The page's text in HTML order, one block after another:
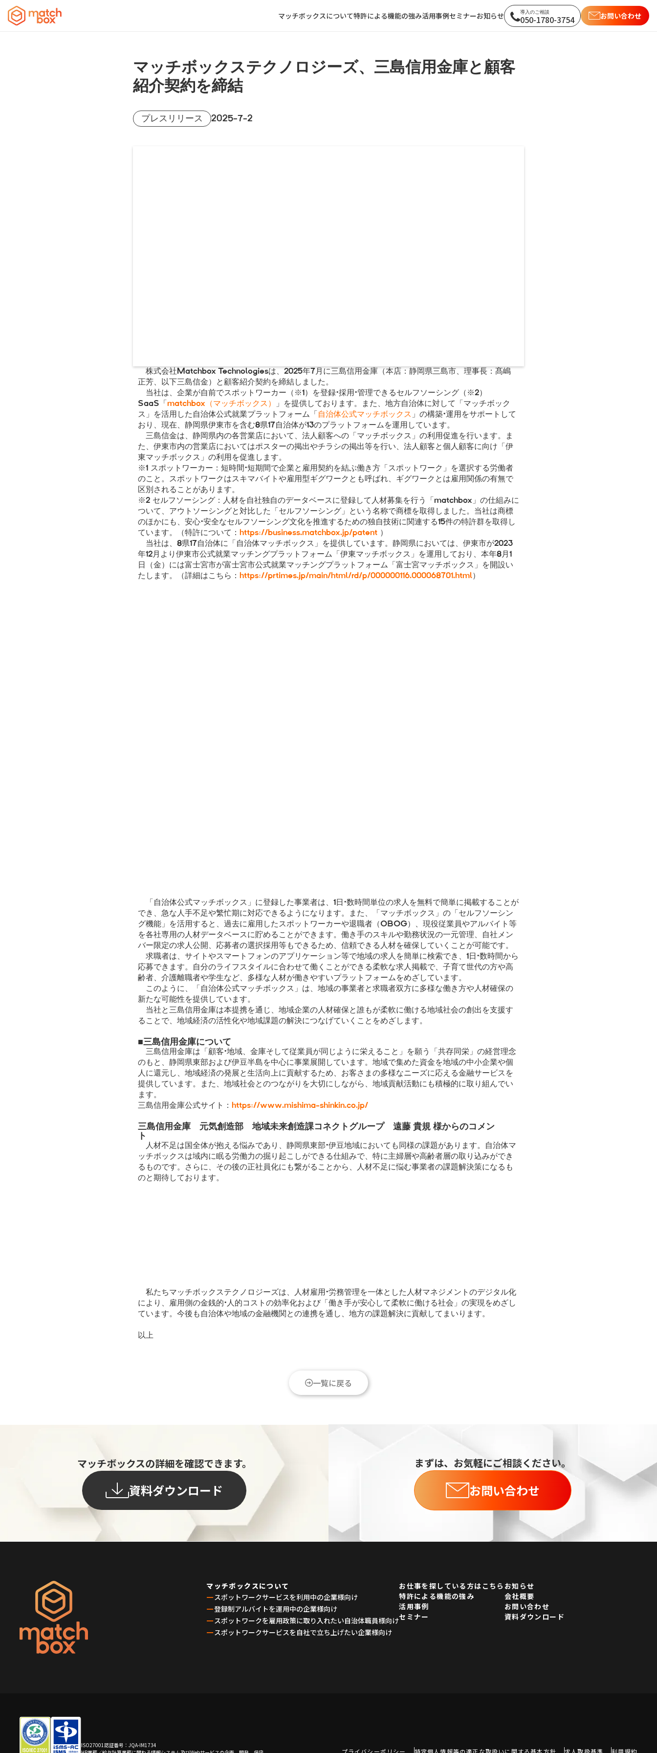
マッチボックスについて
ー 登録制アルバイトを運用中の企業様向け
特許による機能の強み活用事例
ー各自治体様の取り組み
セミナーお知らせ 導入のご相談
050-1780-3754 お問い合わせ
マッチボックステクノロジーズ、三島信用金庫と顧客
紹介契約を締結
プレスリリース 2025-7-2
株式会社Matchbox Technologiesは、2025年7月に三島信用金庫（本店：静岡県三島市、理事長：髙嶋
正芳、以下三島信金）と顧客紹介契約を締結しました。
当社は、企業が自前でスポットワーカー（※1）を登録・採用・管理できるセルフソーシング（※2）
SaaS「 matchbox（マッチボックス）
」を提供しております。また、地方自治体に対して「マッチボック
ス」を活用した自治体公式就業プラットフォーム「 自治体公式マッチボックス 」の構築・運用をサポートして
おり、現在、静岡県伊東市を含む8県17自治体が13のプラットフォームを運用しています。
三島信金は、静岡県内の各営業店において、法人顧客への「マッチボックス」の利用促進を行います。ま
た、伊東市内の営業店においてはポスターの掲出やチラシの掲出等を行い、法人顧客と個人顧客に向け「伊
東マッチボックス」の利用を促進します。
※1 スポットワーカー：短時間・短期間で企業と雇用契約を結ぶ働き方「スポットワーク」を選択する労働者
のこと。スポットワークはスキマバイトや雇用型ギグワークとも呼ばれ、ギグワークとは雇用関係の有無で
区別されることがあります。
※2 セルフソーシング：人材を自社独自のデータベースに登録して人材募集を行う「matchbox」の仕組みに
ついて、アウトソーシングと対比した「セルフソーシング」という名称で商標を取得しました。当社は商標
のほかにも、安心・安全なセルフソーシング文化を推進するための独自技術に関連する15件の特許群を取得し
ています。（特許について： https://business.matchbox.jp/patent ）
当社は、8県17自治体に「自治体マッチボックス」を提供しています。静岡県においては、伊東市が2023
年12月より伊東市公式就業マッチングプラットフォーム「伊東マッチボックス」を運用しており、本年8月1
日（金）には富士宮市が富士宮市公式就業マッチングプラットフォーム「富士宮マッチボックス」を開設い
たします。（詳細はこちら： https://prtimes.jp/main/html/rd/p/000000116.000068701.html）
「自治体公式マッチボックス」に登録した事業者は、1日・数時間単位の求人を無料で簡単に掲載することが
でき、急な人手不足や繁忙期に対応できるようになります。また、「マッチボックス」の「セルフソーシン
グ機能」を活用すると、過去に雇用したスポットワーカーや退職者（OBOG）、現役従業員やアルバイト等
を各社専用の人材データベースに貯めることができます。働き手のスキルや勤務状況の一元管理、自社メン
バー限定の求人公開、応募者の選択採用等もできるため、信頼できる人材を確保していくことが可能です。
求職者は、サイトやスマートフォンのアプリケーション等で地域の求人を簡単に検索でき、1日・数時間から
応募できます。自分のライフスタイルに合わせて働くことができる柔軟な求人掲載で、子育て世代の方や高
齢者、介護離職者や学生など、多様な人材が働きやすいプラットフォームをめざしています。
このように、「自治体公式マッチボックス」は、地域の事業者と求職者双方に多様な働き方や人材確保の
新たな可能性を提供しています。
当社と三島信用金庫は本提携を通じ、地域企業の人材確保と誰もが柔軟に働ける地域社会の創出を支援す
ることで、地域経済の活性化や地域課題の解決につなげていくことをめざします。
■三島信用金庫について
三島信用金庫は「顧客・地域、金庫そして従業員が同じように栄えること」を願う「共存同栄」の経営理念
のもと、静岡県東部および伊豆半島を中心に事業展開しています。地域で集めた資金を地域の中小企業や個
人に還元し、地域経済の発展と生活向上に貢献するため、お客さまの多様なニーズに応える金融サービスを
提供しています。また、地域社会とのつながりを大切にしながら、地域貢献活動にも積極的に取り組んでい
ます。
三島信用金庫公式サイト： https://www.mishima-shinkin.co.jp/
三島信用金庫 元気創造部 地域未来創造課コネクトグループ 遠藤 貴規 様からのコメン
ト
人材不足は国全体が抱える悩みであり、静岡県東部・伊豆地域においても同様の課題があります。自治体マ
ッチボックスは域内に眠る労働力の掘り起こしができる仕組みで、特に主婦層や高齢者層の取り込みができ
るものです。さらに、その後の正社員化にも繋がることから、人材不足に悩む事業者の課題解決策になるも
のと期待しております。
私たちマッチボックステクノロジーズは、人材雇用・労務管理を一体とした人材マネジメントのデジタル化
により、雇用側の金銭的・人的コストの効率化および「働き手が安心して柔軟に働ける社会」の実現をめざし
ています。今後も自治体や地域の金融機関との連携を通し、地方の課題解決に貢献してまいります。
以上
一覧に戻る
マッチボックスの詳細を確認できます。
資料ダウンロード
まずは、お気軽にご相談ください。
お問い合わせ
マッチボックスについて
ー スポットワークサービスを利用中の企業様向け
ー登録制アルバイトを運用中の企業様向け
ー スポットワークを雇用政策に取り入れたい自治体職員様向け
ー スポットワークサービスを自社で立ち上げたい企業様向け
お仕事を探している方はこちら
特許による機能の強み
活用事例
セミナー
お知らせ
会社概要
お問い合わせ
資料ダウンロード
ISO27001認証番号：JQA-IM1734
プライバシーポリシー 特定個人情報等の適正な取扱いに関する基本方針 求人取扱基準 利用規約